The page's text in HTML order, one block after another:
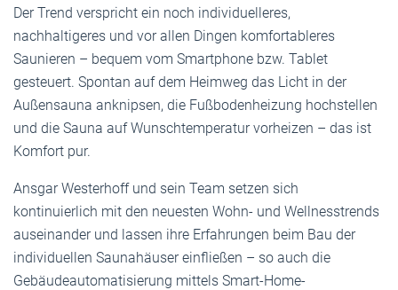
Der Trend verspricht ein noch individuelleres,
nachhaltigeres und vor allen Dingen komfortableres
Saunieren – bequem vom Smartphone bzw. Tablet
gesteuert. Spontan auf dem Heimweg das Licht in der
Außensauna anknipsen, die Fußbodenheizung hochstellen
und die Sauna auf Wunschtemperatur vorheizen – das ist
Komfort pur.
Ansgar Westerhoff und sein Team setzen sich
kontinuierlich mit den neuesten Wohn- und Wellnesstrends
auseinander und lassen ihre Erfahrungen beim Bau der
individuellen Saunahäuser einfließen – so auch die
Gebäudeautomatisierung mittels Smart-Home-